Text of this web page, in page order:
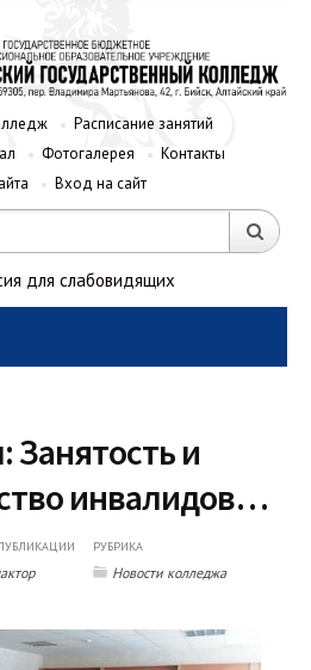
Расписание занятий
Фотогалерея
Контакты
Вход на сайт
для слабовидящих
Занятость и
инвалидов…
РУБРИКА
Новости колледжа